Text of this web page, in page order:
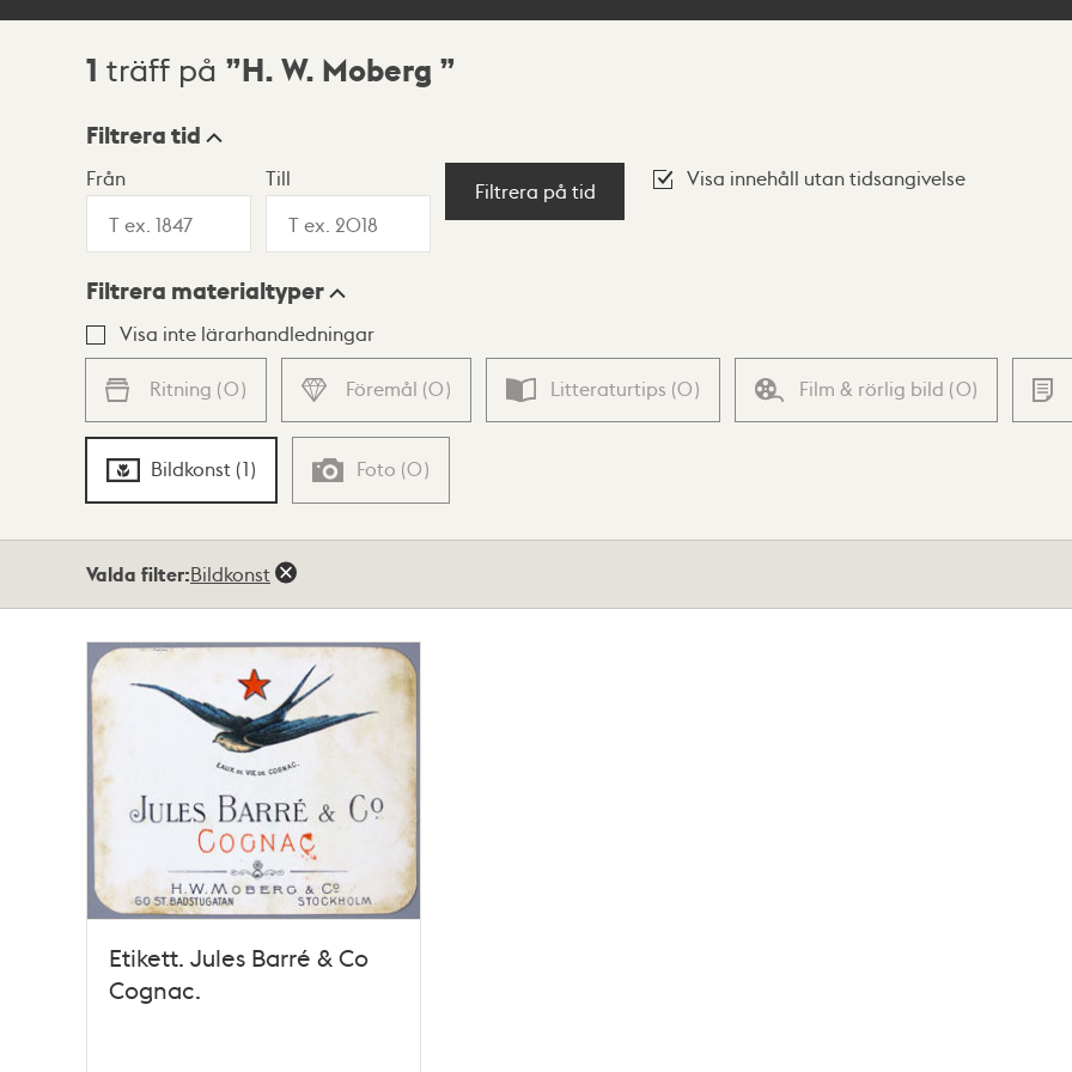
Sökresultat
1 träff på H. W. Moberg
Visningsläge
Lista Karta
Filtrera tid
Från Till
Filtrera på tid
Visa innehåll utan tidsangivelse
Filtrera materialtyper
Visa inte lärarhandledningar
Ritning (0) Föremål (0) Litteraturtips (0) Film & rörlig bild (0)
Bildkonst (1) Foto (0)
Valda filter:Bildkonst
Etikett. Jules Barré & Co
Cognac.